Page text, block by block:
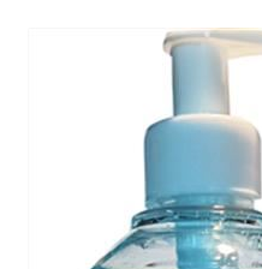
Δημιουργία
Επικοινωνία
Θέσεις Εργασίας